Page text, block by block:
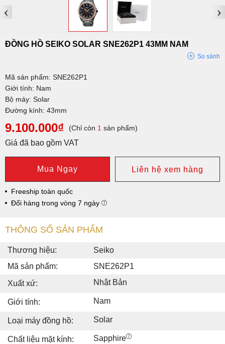
‹ ›
ĐỒNG HỒ SEIKO SOLAR SNE262P1 43MM NAM
So sánh
Mã sản phẩm: SNE262P1
Giới tính: Nam
Bộ máy: Solar
Đường kính: 43mm
9.100.000₫ (Chỉ còn 1 sản phẩm)
Giá đã bao gồm VAT
Mua Ngay Liên hệ xem hàng
Freeship toàn quốc
Đổi hàng trong vòng 7 ngày
THÔNG SỐ SẢN PHẨM
Thương hiệu:
Seiko
Mã sản phẩm:
SNE262P1
Xuất xứ:
Nhật Bản
Giới tính: Nam
Loại máy đồng hồ: Solar
Chất liệu mặt kính: Sapphire